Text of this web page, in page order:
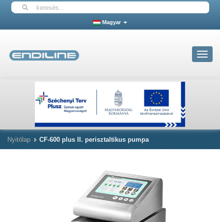
Magyar
Toggle
Nyitólap CF-600 plus II. perisztaltikus pumpa